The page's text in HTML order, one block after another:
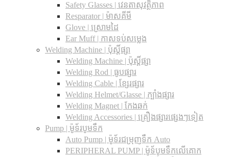
Safety Glasses | វេនតាសុវត្ថិភាព
Resparator | ម៉ាសគីមី
Glove | ស្រោមដៃ
Ear Muff | កាសទប់សម្លេង
Welding Machine | ប៉ុស្តិ៍ផ្សា
Welding Machine | ប៉ុស្តិ៍ផ្សា
Welding Rod | ធូបផ្សារ
Welding Cable | ខ្សែរផ្សារ
Welding Helmet/Glasse | ក្បាំងផ្សារ
Welding Magnet | កែងឆក់
Welding Accessories | គ្រឿងផ្សារផ្សេងៗទៀត
Pump | ម៉ូទ័របូមទឹក
Auto Pump | ម៉ូទ័រជម្រុញទឹក Auto
PERIPHERAL PUMP | ម៉ូទ័បូមទឹកលើគោក